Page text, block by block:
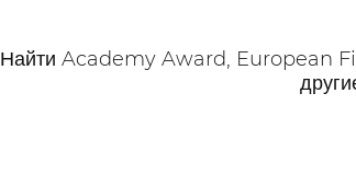
Найти Academy Award, European